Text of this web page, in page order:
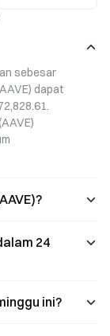
serta
meningkatnya
minat
institusional,
pasar mulai
platform
peminjaman
ini. Apakah
rebound terbaru
baru bagi sektor
sebesar
dapat
24
ini?